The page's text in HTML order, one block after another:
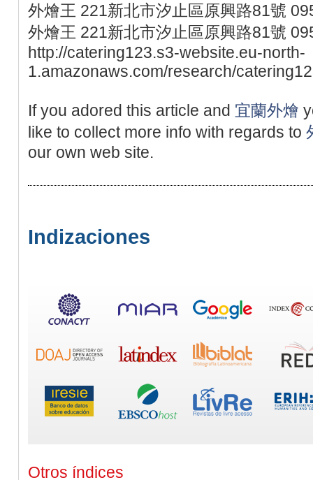
外燴王 221新北市汐止區原興路81號
外燴王 221新北市汐止區原興路81號
http://catering123.s3-website.eu-north-
1.amazonaws.com/research/
If you adored this article and 宜蘭外燴
like to collect more info with regards to
our own web site.
Indizaciones
Otros índices